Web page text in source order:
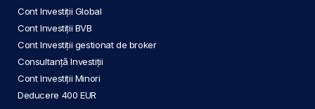
Cont Investiții Global
Cont Investiții BVB
Cont Investiții gestionat de broker
Consultanță Investiții
Cont Investiții Minori
Deducere 400 EUR